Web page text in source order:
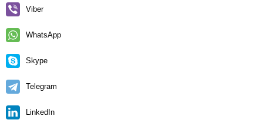
Viber
WhatsApp
Skype
Telegram
LinkedIn